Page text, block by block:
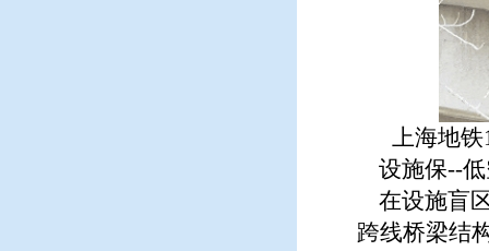
上海地
设施保--低
在设施盲
跨线桥梁结